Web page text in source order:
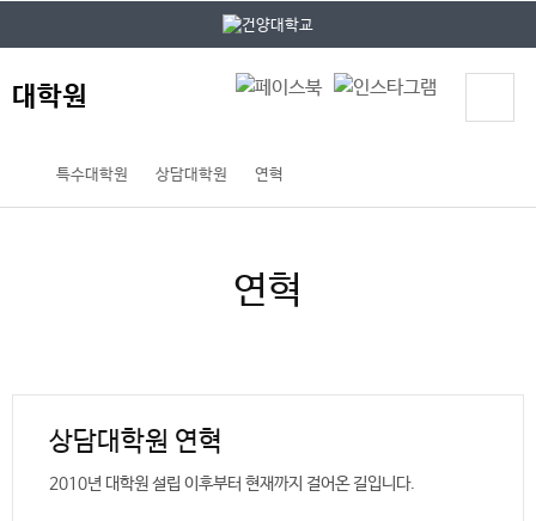
대학원
특수대학원 상담대학원 연혁
연혁
상담대학원 연혁
2010년 대학원 설립 이후부터 현재까지 걸어온 길입니다.